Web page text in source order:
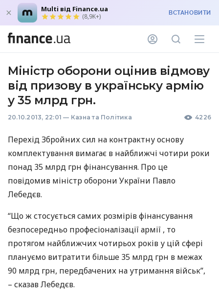
Multi від Finance.ua
(8,9K+) ВСТАНОВИТИ
Міністр оборони оцінив відмову
від призову в українську армію
у 35 млрд грн.
20.10.2013, 22:01 — Казна та Політика 4226
Перехід Збройних сил на контрактну основу
комплектування вимагає в найближчі чотири роки
понад 35 млрд грн фінансування. Про це
повідомив міністр оборони України Павло
Лебедєв.
“Що ж стосується самих розмірів фінансування
безпосередньо професіоналізації армії , то
протягом найближчих чотирьох років у цій сфері
плануємо витратити більше 35 млрд грн в межах
90 млрд грн, передбачених на утримання військ”,
– сказав Лебедєв.